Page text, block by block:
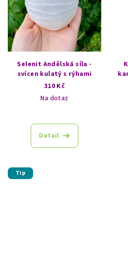
Selenit Andělská síla -
svícen kulatý s rýhami
310 Kč
Na dotaz
Detail
Tip